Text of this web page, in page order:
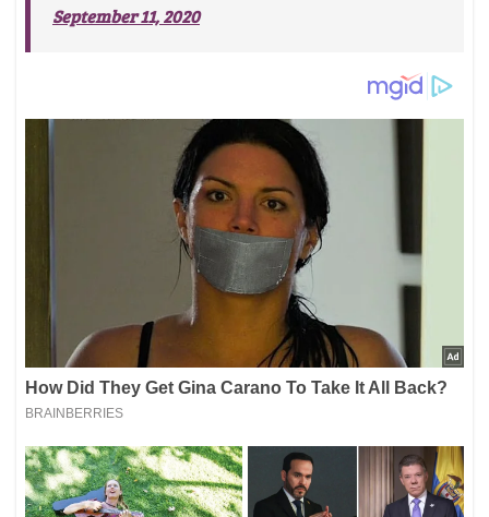
September 11, 2020